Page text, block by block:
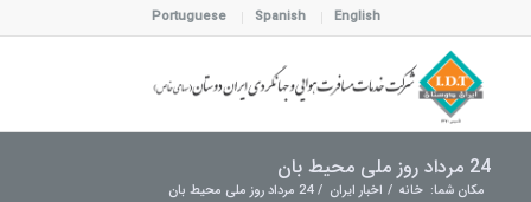
English
Spanish
Portuguese
24 مرداد روز ملی محیط بان
مکان شما: خانه / اخبار ایران / 24 مرداد روز ملی محیط بان